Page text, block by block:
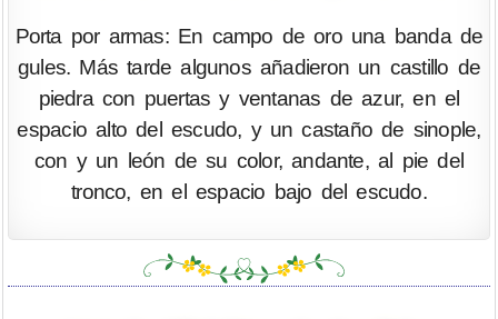
Porta por armas: En campo de oro una banda de
gules. Más tarde algunos añadieron un castillo de
piedra con puertas y ventanas de azur, en el
espacio alto del escudo, y un castaño de sinople,
con y un león de su color, andante, al pie del
tronco, en el espacio bajo del escudo.